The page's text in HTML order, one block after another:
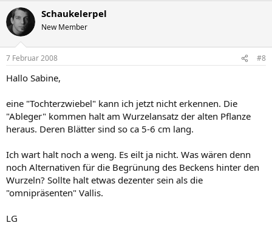
Schaukelerpel
New Member
7 Februar 2008 #8
Hallo Sabine,
eine "Tochterzwiebel" kann ich jetzt nicht erkennen. Die
"Ableger" kommen halt am Wurzelansatz der alten Pflanze
heraus. Deren Blätter sind so ca 5-6 cm lang.
Ich wart halt noch a weng. Es eilt ja nicht. Was wären denn
noch Alternativen für die Begrünung des Beckens hinter den
Wurzeln? Sollte halt etwas dezenter sein als die
"omnipräsenten" Vallis.
LG